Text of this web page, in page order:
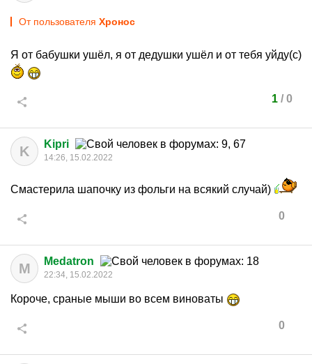
От пользователя Хронос
Я от бабушки ушёл, я от дедушки ушёл и от тебя уйду(с)
1/ 0
K Kipri
14:26, 15.02.2022
Смастерила шапочку из фольги на всякий случай)
0
M Medatron
22:34, 15.02.2022
Короче, сраные мыши во всем виноваты
0